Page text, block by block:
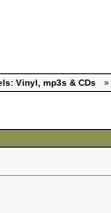
Vinyl, mp3s & CDs »